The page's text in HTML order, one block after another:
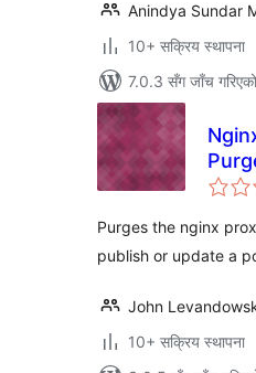
Anindya Sundar
10+ सक्रिय स्थापना
7.0.3 सँग जाँच गरिएको
Purges the nginx
publish or update a
John
10+ सक्रिय स्थापना